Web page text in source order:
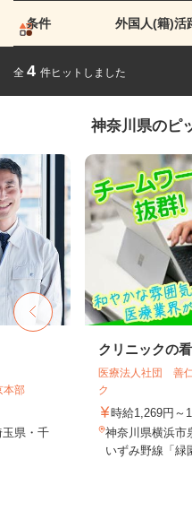
条件 外国人(籍)活
全 4 件ヒットしました
神奈川県のピ
部
県・千
クリニックの
医療法人社団 善
ク
時給1,269円～
神奈川県横浜市
いずみ野線「緑